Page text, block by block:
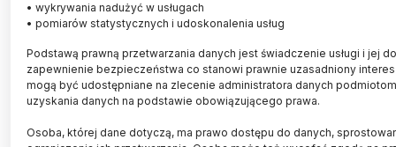
• wykrywania nadużyć w usługach
• pomiarów statystycznych i udoskonalenia usług
Podstawą prawną przetwarzania danych jest świadczenie usługi i jej
zapewnienie bezpieczeństwa co stanowi prawnie uzasadniony
mogą być udostępniane na zlecenie administratora danych
uzyskania danych na podstawie obowiązującego prawa.
Osoba, której dane dotyczą, ma prawo dostępu do danych,